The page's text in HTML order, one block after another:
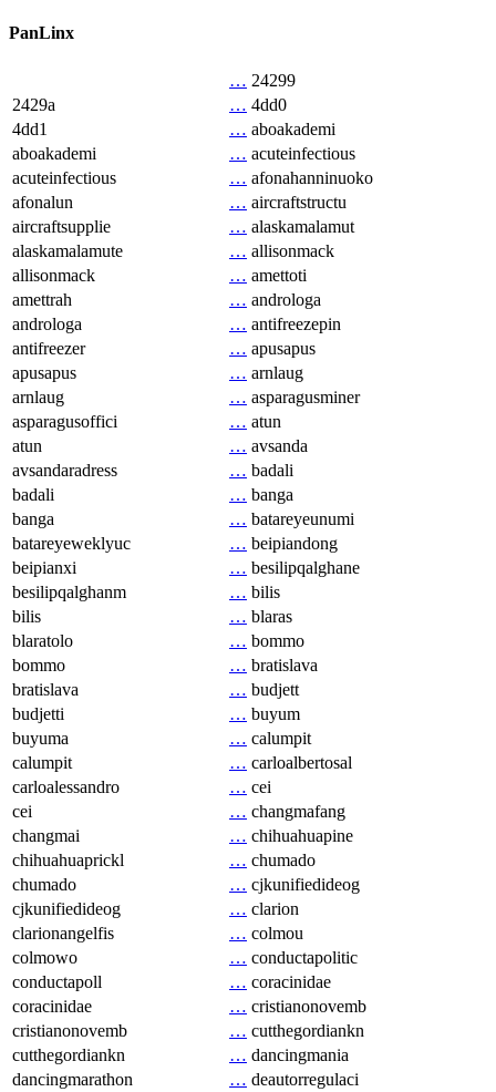
PanLinx
… 24299
2429a
… 4dd0
4dd1
… aboakademi
aboakademi
… acuteinfectious
acuteinfectious
… afonahanninuoko
afonalun
… aircraftstructu
aircraftsupplie
… alaskamalamut
alaskamalamute
… allisonmack
allisonmack
… amettoti
amettrah
… androloga
androloga
… antifreezepin
antifreezer
… apusapus
apusapus
… arnlaug
arnlaug
… asparagusminer
asparagusoffici
… atun
atun
… avsanda
avsandaradress
… badali
badali
… banga
banga
… batareyeunumi
batareyeweklyuc
… beipiandong
beipianxi
… besilipqalghane
besilipqalghanm
… bilis
bilis
… blaras
blaratolo
… bommo
bommo
… bratislava
bratislava
… budjett
budjetti
… buyum
buyuma
… calumpit
calumpit
… carloalbertosal
carloalessandro
… cei
cei
… changmafang
changmai
… chihuahuapine
chihuahuaprickl
… chumado
chumado
… cjkunifiedideog
cjkunifiedideog
… clarion
clarionangelfis
… colmou
colmowo
… conductapolitic
conductapoll
… coracinidae
coracinidae
… cristianonovemb
cristianonovemb
… cutthegordiankn
cutthegordiankn
… dancingmania
dancingmarathon
… deautorregulaci